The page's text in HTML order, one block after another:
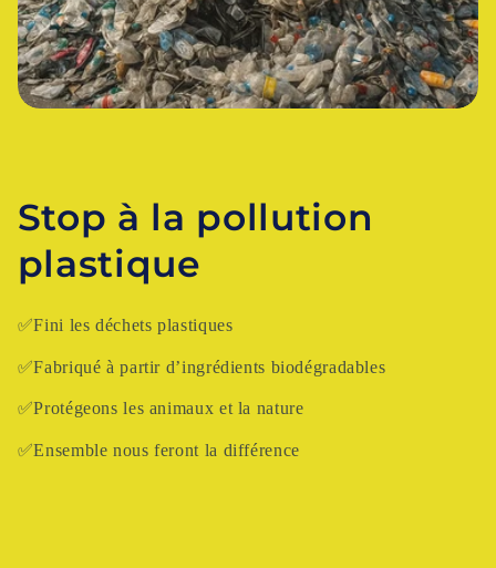
Stop à la pollution
plastique
✅Fini les déchets plastiques
✅Fabriqué à partir d’ingrédients biodégradables
✅Protégeons les animaux et la nature
✅Ensemble nous feront la différence